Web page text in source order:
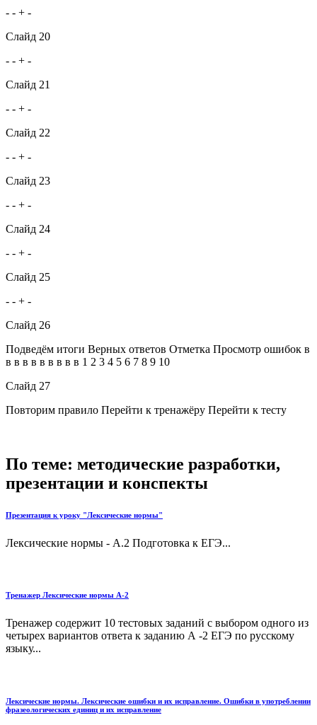
- - + -
Слайд 20
- - + -
Слайд 21
- - + -
Слайд 22
- - + -
Слайд 23
- - + -
Слайд 24
- - + -
Слайд 25
- - + -
Слайд 26
Подведём итоги Верных ответов Отметка Просмотр ошибок в
в в в в в в в в в 1 2 3 4 5 6 7 8 9 10
Слайд 27
Повторим правило Перейти к тренажёру Перейти к тесту
По теме: методические разработки,
презентации и конспекты
Презентация к уроку "Лексические нормы"
Лексические нормы - А.2 Подготовка к ЕГЭ...
Тренажер Лексические нормы А-2
Тренажер содержит 10 тестовых заданий с выбором одного из
четырех вариантов ответа к заданию А -2 ЕГЭ по русскому
языку...
Лексические нормы. Лексические ошибки и их исправление. Ошибки в употреблении
фразеологических единиц и их исправление